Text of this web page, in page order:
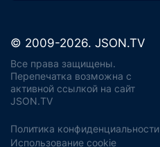
© 2009-2026. JSON.TV
Все права защищены.
Перепечатка возможна с
активной ссылкой на сайт
JSON.TV
Политика конфиденциальности
Использование cookie